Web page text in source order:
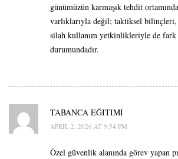
günümüzün karmaşık tehdit
varlıklarıyla değil; taktiksel bilinçleri,
silah kullanım yetkinlikleriyle de fark
durumundadır.
TABANCA EĞITIMI
APRIL 2, 2026 AT 9:54 PM
Özel güvenlik alanında görev yapan